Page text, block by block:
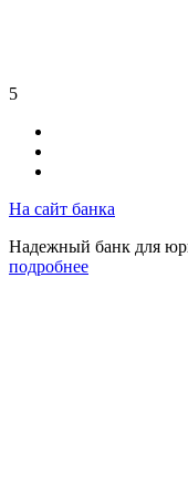
5
На сайт банка
Надежный банк для
подробнее